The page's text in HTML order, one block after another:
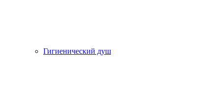
Гигиенический душ